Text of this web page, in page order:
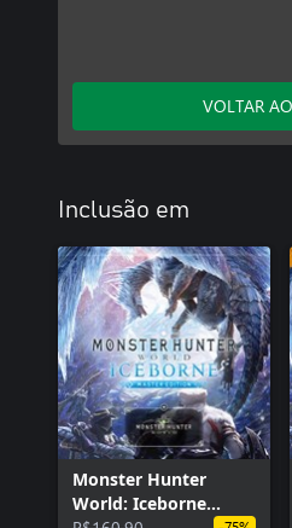
VOLTAR
Inclusão em
Monster Hunter
World: Iceborne